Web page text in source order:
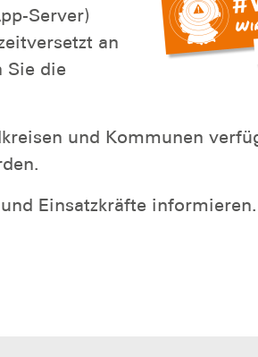
Server)
an
Sie die
und Kommunen
Einsatzkräfte informieren.